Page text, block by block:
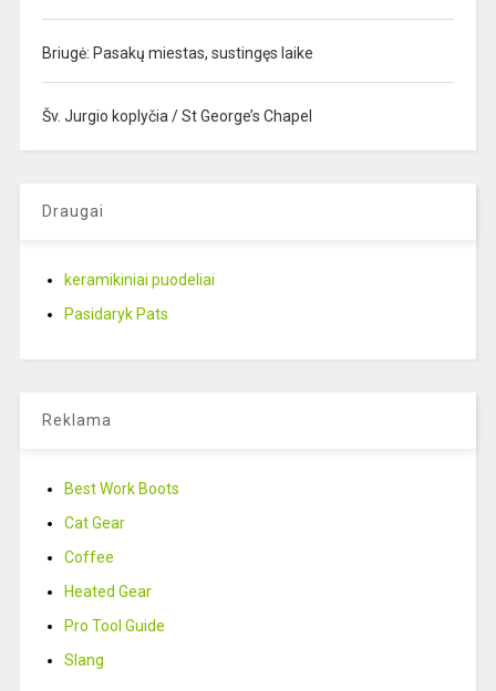
Briugė: Pasakų miestas, sustingęs laike
Šv. Jurgio koplyčia / St George’s Chapel
Draugai
keramikiniai puodeliai
Pasidaryk Pats
Reklama
Best Work Boots
Cat Gear
Coffee
Heated Gear
Pro Tool Guide
Slang